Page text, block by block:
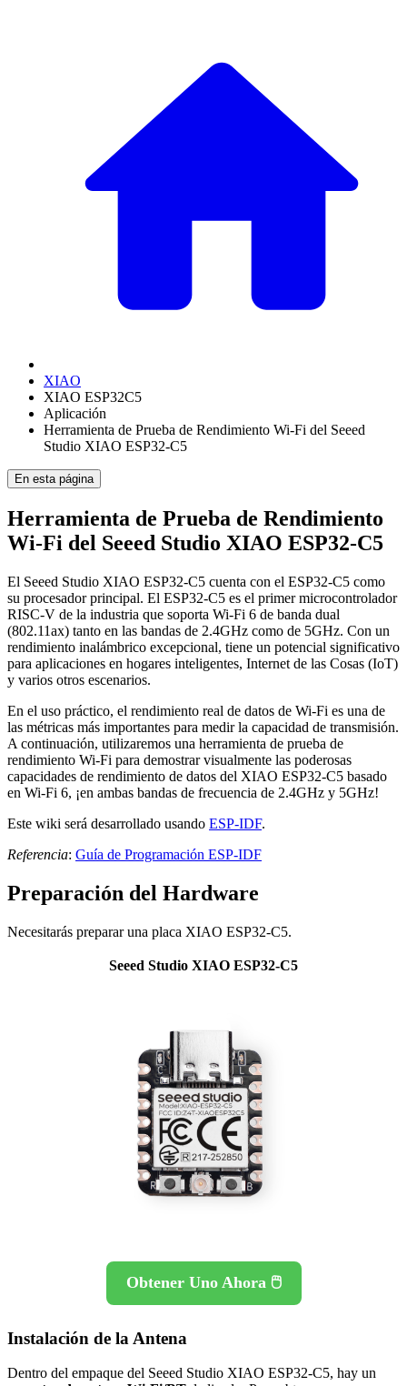
XIAO
XIAO ESP32C5
Aplicación
Herramienta de Prueba de Rendimiento Wi-Fi del Seeed
Studio XIAO ESP32-C5
En esta página
Herramienta de Prueba de Rendimiento
Wi-Fi del Seeed Studio XIAO ESP32-C5
El Seeed Studio XIAO ESP32-C5 cuenta con el ESP32-C5 como
su procesador principal. El ESP32-C5 es el primer microcontrolador
RISC-V de la industria que soporta Wi-Fi 6 de banda dual
(802.11ax) tanto en las bandas de 2.4GHz como de 5GHz. Con un
rendimiento inalámbrico excepcional, tiene un potencial significativo
para aplicaciones en hogares inteligentes, Internet de las Cosas (IoT)
y varios otros escenarios.
En el uso práctico, el rendimiento real de datos de Wi-Fi es una de
las métricas más importantes para medir la capacidad de transmisión.
A continuación, utilizaremos una herramienta de prueba de
rendimiento Wi-Fi para demostrar visualmente las poderosas
capacidades de rendimiento de datos del XIAO ESP32-C5 basado
en Wi-Fi 6, ¡en ambas bandas de frecuencia de 2.4GHz y 5GHz!
Este wiki será desarrollado usando ESP-IDF.
Referencia: Guía de Programación ESP-IDF
Preparación del Hardware
Necesitarás preparar una placa XIAO ESP32-C5.
Seeed Studio XIAO ESP32-C5
Obtener Uno Ahora 🖱️
Instalación de la Antena
Dentro del empaque del Seeed Studio XIAO ESP32-C5, hay un